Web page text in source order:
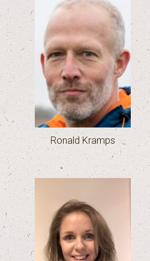
Ronald Kramps